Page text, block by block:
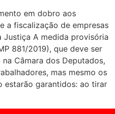
em dobro aos
a fiscalização de empresas
A medida provisória
881/2019), que deve ser
Câmara dos Deputados,
mas mesmo os
estarão garantidos: ao tirar